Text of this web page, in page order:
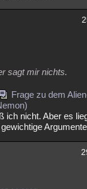
sagt mir nichts.
Frage zu dem
ich nicht. Aber es